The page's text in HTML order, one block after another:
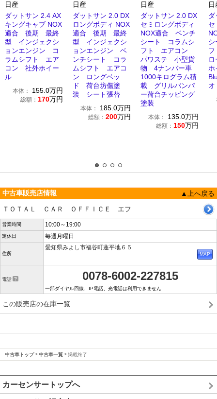
日産
ダットサン 2.4 AX
キングキャブ NOX
適合 後期 最終
型 インジェクシ
ョンエンジン コ
ラムシフト エア
コン 社外ホイー
ル
本体： 155.0万円
総額： 170万円
日産
ダットサン 2.0 DX
ロングボディ NOX
適合 後期 最終
型 インジェクシ
ョンエンジン ベ
ンチシート コラ
ムシフト エアコ
ン ロングベッ
ド 荷台坊傷塗
装 シート張替
本体： 185.0万円
総額： 200万円
日産
ダットサン 2.0 DX
セミロングボディ
NOX適合 ベンチ
シート コラムシ
フト エアコン
パワステ 小型貨
物 4ナンバー車
1000キログラム積
載 グリルバンパ
ー荷台チッピング
塗装
本体： 135.0万円
総額： 150万円
日
セ
オ
中古車販売店情報
▲上へ戻る
ＴＯＴＡＬ ＣＡＲ ＯＦＦＩＣＥ エフ
営業時間 10:00～19:00
定休日 毎週月曜日
住所
愛知県みよし市福谷町蓬平地６５
電話 0078-6002-227815
一部ダイヤル回線、IP電話、光電話は利用できません
この販売店の在庫一覧
中古車トップ 中古車一覧 掲載終了
カーセンサートップへ